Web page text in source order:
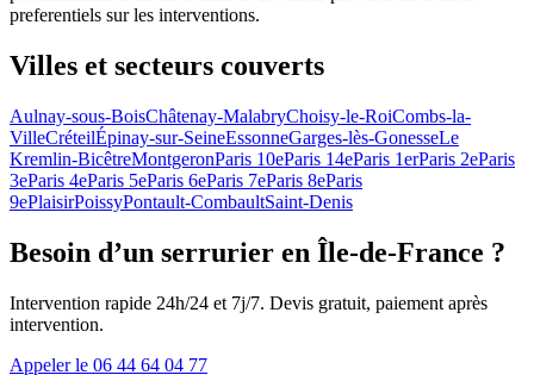
preferentiels sur les interventions.
Villes et secteurs couverts
Aulnay-sous-BoisChâtenay-MalabryChoisy-le-RoiCombs-la-
VilleCréteilÉpinay-sur-SeineEssonneGarges-lès-GonesseLe
Kremlin-BicêtreMontgeronParis 10eParis 14eParis 1erParis 2eParis
3eParis 4eParis 5eParis 6eParis 7eParis 8eParis
9ePlaisirPoissyPontault-CombaultSaint-Denis
Besoin d’un serrurier en Île-de-France ?
Intervention rapide 24h/24 et 7j/7. Devis gratuit, paiement après
intervention.
Appeler le 06 44 64 04 77